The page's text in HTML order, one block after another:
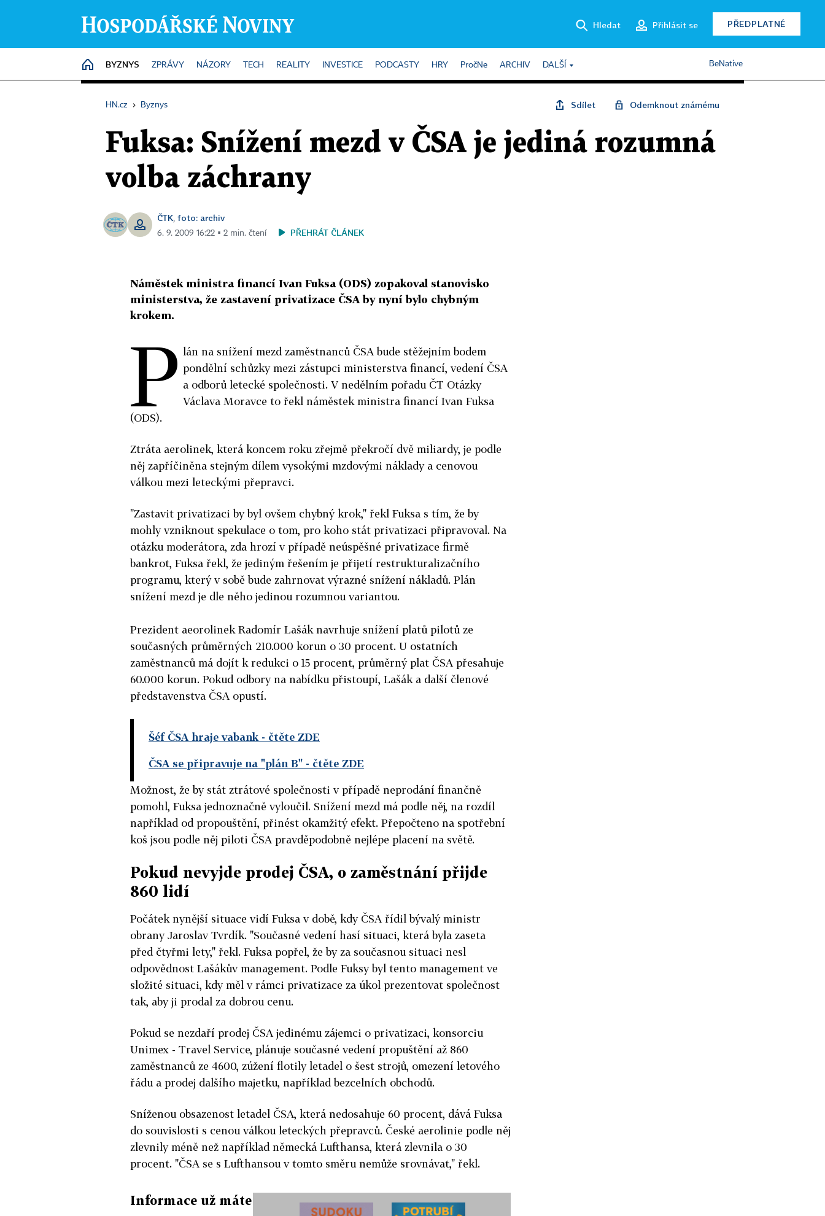
Hledat Přihlásit se PŘEDPLATNÉ
HOME
BYZNYS ZPRÁVY NÁZORY TECH REALITY INVESTICE PODCASTY HRY PročNe ARCHIV DALŠÍ BeNative
HN.cz › Byznys Sdílet Odemknout známému
Fuksa: Snížení mezd v ČSA je jediná rozumná
volba záchrany
ČTK, foto: archiv
6. 9. 2009 16:22 ▪ 2 min. čtení PŘEHRÁT ČLÁNEK
Náměstek ministra financí Ivan Fuksa (ODS) zopakoval stanovisko
ministerstva, že zastavení privatizace ČSA by nyní bylo chybným
krokem.
P lán na snížení mezd zaměstnanců ČSA bude stěžejním bodem
pondělní schůzky mezi zástupci ministerstva financí, vedení ČSA
a odborů letecké společnosti. V nedělním pořadu ČT Otázky
Václava Moravce to řekl náměstek ministra financí Ivan Fuksa
(ODS).
Ztráta aerolinek, která koncem roku zřejmě překročí dvě miliardy, je podle
něj zapříčiněna stejným dílem vysokými mzdovými náklady a cenovou
válkou mezi leteckými přepravci.
"Zastavit privatizaci by byl ovšem chybný krok," řekl Fuksa s tím, že by
mohly vzniknout spekulace o tom, pro koho stát privatizaci připravoval. Na
otázku moderátora, zda hrozí v případě neúspěšné privatizace firmě
bankrot, Fuksa řekl, že jediným řešením je přijetí restrukturalizačního
programu, který v sobě bude zahrnovat výrazné snížení nákladů. Plán
snížení mezd je dle něho jedinou rozumnou variantou.
Prezident aeorolinek Radomír Lašák navrhuje snížení platů pilotů ze
současných průměrných 210.000 korun o 30 procent. U ostatních
zaměstnanců má dojít k redukci o 15 procent, průměrný plat ČSA přesahuje
60.000 korun. Pokud odbory na nabídku přistoupí, Lašák a další členové
představenstva ČSA opustí.
Šéf ČSA hraje vabank - čtěte ZDE
ČSA se připravuje na "plán B" - čtěte ZDE
Možnost, že by stát ztrátové společnosti v případě neprodání finančně
pomohl, Fuksa jednoznačně vyloučil. Snížení mezd má podle něj, na rozdíl
například od propouštění, přinést okamžitý efekt. Přepočteno na spotřební
koš jsou podle něj piloti ČSA pravděpodobně nejlépe placení na světě.
Pokud nevyjde prodej ČSA, o zaměstnání přijde
860 lidí
Počátek nynější situace vidí Fuksa v době, kdy ČSA řídil bývalý ministr
obrany Jaroslav Tvrdík. "Současné vedení hasí situaci, která byla zaseta
před čtyřmi lety," řekl. Fuksa popřel, že by za současnou situaci nesl
odpovědnost Lašákův management. Podle Fuksy byl tento management ve
složité situaci, kdy měl v rámci privatizace za úkol prezentovat společnost
tak, aby ji prodal za dobrou cenu.
Pokud se nezdaří prodej ČSA jedinému zájemci o privatizaci, konsorciu
Unimex - Travel Service, plánuje současné vedení propuštění až 860
zaměstnanců ze 4600, zúžení flotily letadel o šest strojů, omezení letového
řádu a prodej dalšího majetku, například bezcelních obchodů.
Sníženou obsazenost letadel ČSA, která nedosahuje 60 procent, dává Fuksa
do souvislosti s cenou válkou leteckých přepravců. České aerolinie podle něj
zlevnily méně než například německá Lufthansa, která zlevnila o 30
procent. "ČSA se s Lufthansou v tomto směru nemůže srovnávat," řekl.
Informace už máte